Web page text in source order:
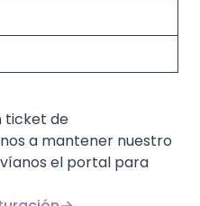
ticket de
a mantener nuestro
el portal para